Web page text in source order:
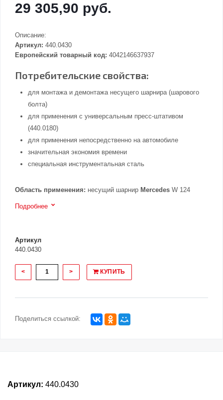
29 305,90 руб.
Описание:
Артикул: 440.0430
Европейский товарный код: 4042146637937
Потребительские свойства:
для монтажа и демонтажа несущего шарнира (шарового
болта)
для применения с универсальным пресс-штативом
(440.0180)
для применения непосредственно на автомобиле
значительная экономия времени
специальная инструментальная сталь
Область применения: несущий шарнир Mercedes W 124
Подробнее
Артикул
440.0430
< > КУПИТЬ
Поделиться ссылкой:
Артикул: 440.0430